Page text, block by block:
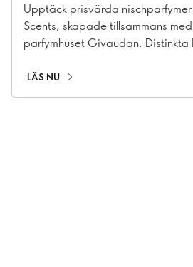
Upptäck prisvärda
Scents, skapade tillsammans
parfymhuset Givaudan. Distinkta
LÄS NU